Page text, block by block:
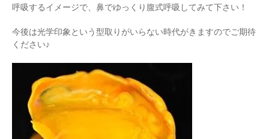
呼吸するイメージで、鼻でゆっくり腹式呼吸してみて下さい！
今後は光学印象という型取りがいらない時代がきますのでご期待
ください♪